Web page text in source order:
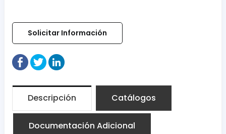
Solicitar Información
Descripción Catálogos
Documentación Adicional